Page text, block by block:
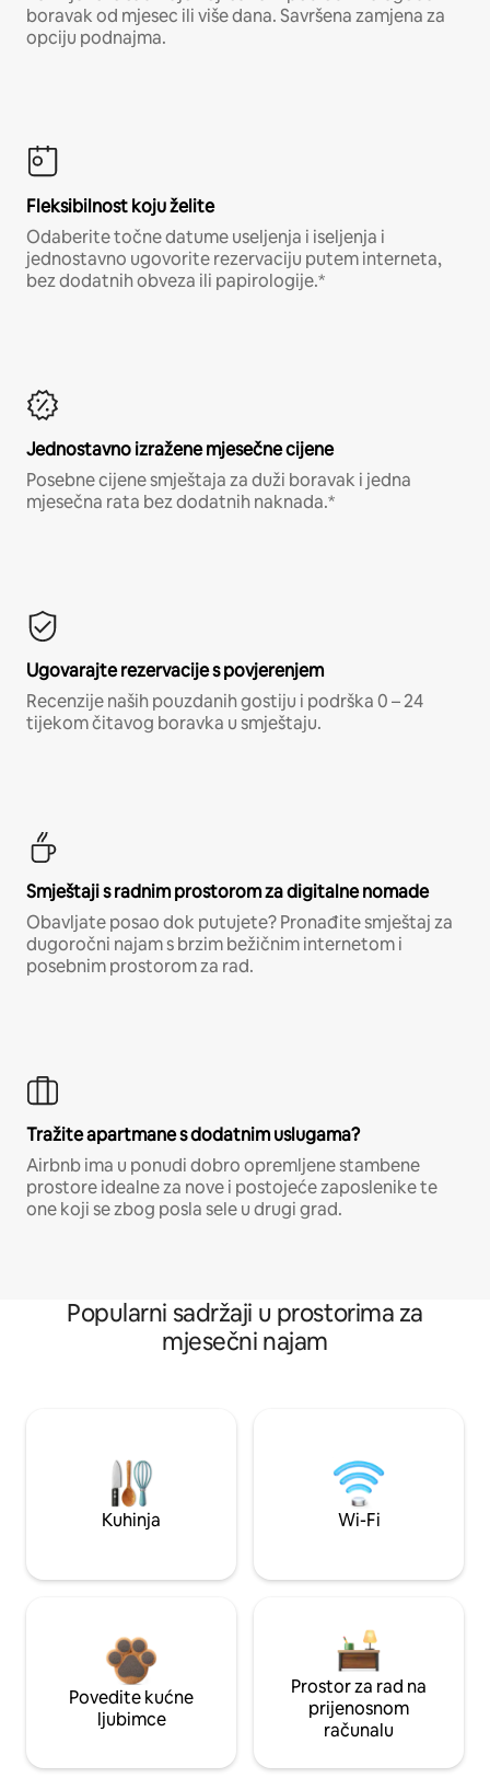
boravak od mjesec ili više dana. Savršena zamjena za
opciju podnajma.
Fleksibilnost koju želite
Odaberite točne datume useljenja i iseljenja i
jednostavno ugovorite rezervaciju putem interneta,
bez dodatnih obveza ili papirologije.*
Jednostavno izražene mjesečne cijene
Posebne cijene smještaja za duži boravak i jedna
mjesečna rata bez dodatnih naknada.*
Ugovarajte rezervacije s povjerenjem
Recenzije naših pouzdanih gostiju i podrška 0 – 24
tijekom čitavog boravka u smještaju.
Smještaji s radnim prostorom za digitalne nomade
Obavljate posao dok putujete? Pronađite smještaj za
dugoročni najam s brzim bežičnim internetom i
posebnim prostorom za rad.
Tražite apartmane s dodatnim uslugama?
Airbnb ima u ponudi dobro opremljene stambene
prostore idealne za nove i postojeće zaposlenike te
one koji se zbog posla sele u drugi grad.
Popularni sadržaji u prostorima za
mjesečni najam
Kuhinja Wi-Fi
Povedite kućne
ljubimce
Prostor za rad na
prijenosnom
računalu